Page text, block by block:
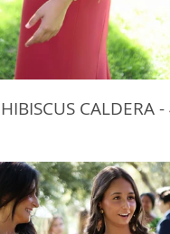
HIBISCUS CALDERA